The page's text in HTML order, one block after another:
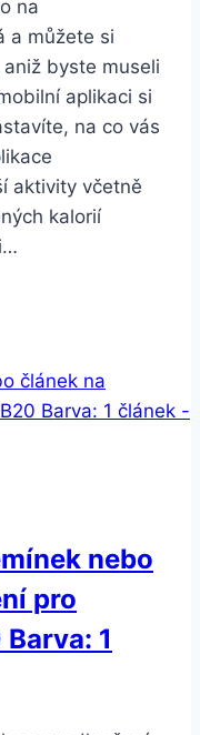
na
a můžete si
byste museli
aplikaci si
na co vás
aktivity včetně
kalorií
nebo
pro
1